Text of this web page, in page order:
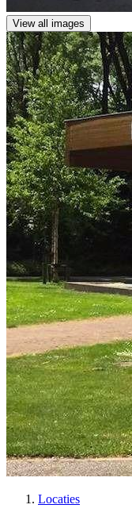
View all images
Locaties